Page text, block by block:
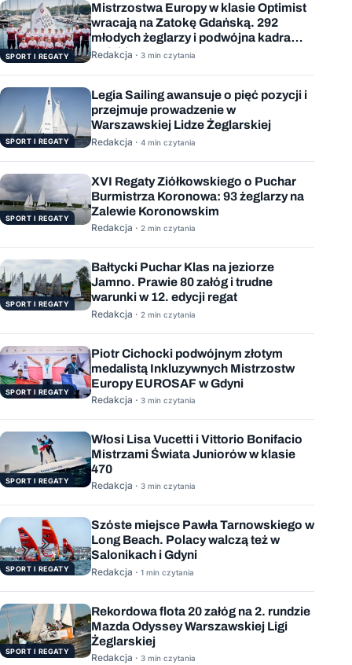
SPORT I REGATY
Mistrzostwa Europy w klasie Optimist
wracają na Zatokę Gdańską. 292
młodych żeglarzy i podwójna kadra
Polski
Redakcja · 3 min czytania
SPORT I REGATY
Legia Sailing awansuje o pięć pozycji i
przejmuje prowadzenie w
Warszawskiej Lidze Żeglarskiej
Redakcja · 4 min czytania
SPORT I REGATY
XVI Regaty Ziółkowskiego o Puchar
Burmistrza Koronowa: 93 żeglarzy na
Zalewie Koronowskim
Redakcja · 2 min czytania
SPORT I REGATY
Bałtycki Puchar Klas na jeziorze
Jamno. Prawie 80 załóg i trudne
warunki w 12. edycji regat
Redakcja · 2 min czytania
SPORT I REGATY
Piotr Cichocki podwójnym złotym
medalistą Inkluzywnych Mistrzostw
Europy EUROSAF w Gdyni
Redakcja · 3 min czytania
SPORT I REGATY
Włosi Lisa Vucetti i Vittorio Bonifacio
Mistrzami Świata Juniorów w klasie
470
Redakcja · 3 min czytania
SPORT I REGATY
Szóste miejsce Pawła Tarnowskiego w
Long Beach. Polacy walczą też w
Salonikach i Gdyni
Redakcja · 1 min czytania
SPORT I REGATY
Rekordowa flota 20 załóg na 2. rundzie
Mazda Odyssey Warszawskiej Ligi
Żeglarskiej
Redakcja · 3 min czytania